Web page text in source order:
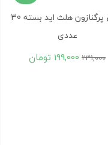
قرص پرگنازون هلث اید بسته 30
عددی
231,000
199,000 تومان